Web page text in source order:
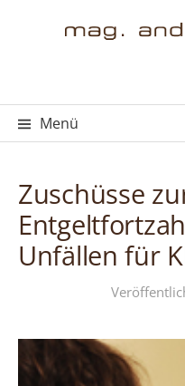
Menü
Zuschüsse
Unfällen für